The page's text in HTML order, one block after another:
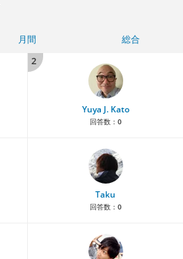
月間
総合
2
Yuya J. Kato
回答数： 0
Taku
回答数： 0